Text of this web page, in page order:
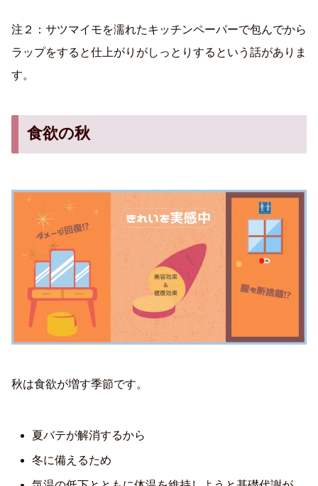
注２：サツマイモを濡れたキッチンペーパーで包んでから
ラップをすると仕上がりがしっとりするという話がありま
す。
食欲の秋
秋は食欲が増す季節です。
夏バテが解消するから
冬に備えるため